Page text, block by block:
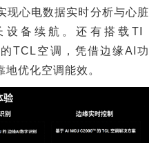
现心电数据实时分析与心脏
设备续航。还有搭载TI
TCL空调，凭借边缘AI功
地优化空调能效。